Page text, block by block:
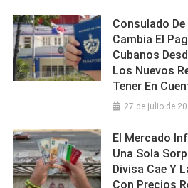
Consulado De
Cambia El
Cubanos
Los Nuevos
Tener En
27 de julio de
El Mercado
Una Sola
Divisa Cae Y
Con Precios